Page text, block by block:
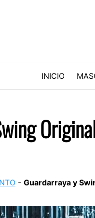
INICIO
- Guardarraya y